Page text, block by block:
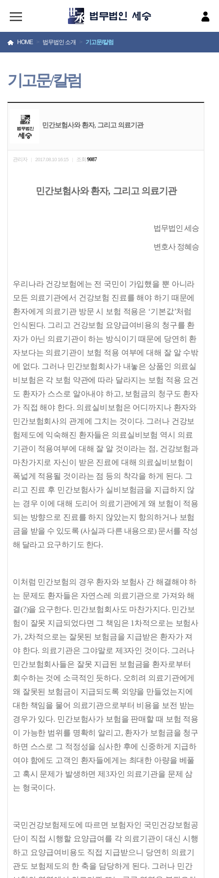
HOME > 법무법인 소개 > 기고문/칼럼
기고문/칼럼
민간보험사와 환자, 그리고 의료기관
관리자 2017.08.10 16:15 조회 9087
민간보험사와 환자, 그리고 의료기관
법무법인 세승
변호사 정혜승
우리나라 건강보험에는 전 국민이 가입했을 뿐 아니라
모든 의료기관에서 건강보험 진료를 해야 하기 때문에
환자에게 의료기관 방문 시 보험 적용은 ‘기본값’처럼
인식된다. 그리고 건강보험 요양급여비용의 청구를 환
자가 아닌 의료기관이 하는 방식이기 때문에 당연히 환
자보다는 의료기관이 보험 적용 여부에 대해 잘 알 수밖
에 없다. 그러나 민간보험회사가 내놓은 상품인 의료실
비보험은 각 보험 약관에 따라 달라지는 보험 적용 요건
도 환자가 스스로 알아내야 하고, 보험금의 청구도 환자
가 직접 해야 한다. 의료실비보험은 어디까지나 환자와
민간보험회사의 관계에 그치는 것이다. 그러나 건강보
험제도에 익숙해진 환자들은 의료실비보험 역시 의료
기관이 적용여부에 대해 잘 알 것이라는 점, 건강보험과
마찬가지로 자신이 받은 진료에 대해 의료실비보험이
폭넓게 적용될 것이라는 점 등의 착각을 하게 된다. 그
리고 진료 후 민간보험사가 실비보험금을 지급하지 않
는 경우 이에 대해 도리어 의료기관에게 왜 보험이 적용
되는 방향으로 진료를 하지 않았는지 항의하거나 보험
금을 받을 수 있도록 (사실과 다른 내용으로) 문서를 작성
해 달라고 요구하기도 한다.
이처럼 민간보험의 경우 환자와 보험사 간 해결해야 하
는 문제도 환자들은 자연스레 의료기관으로 가져와 해
결(?)을 요구한다. 민간보험회사도 마찬가지다. 민간보
험이 잘못 지급되었다면 그 책임은 1 차적으로는 보험사
가, 2차적으로는 잘못된 보험금을 지급받은 환자가 져
야 한다. 의료기관은 그야말로 제 3자인 것이다. 그러나
민간보험회사들은 잘못 지급된 보험금을 환자로부터
회수하는 것에 소극적인 듯하다. 오히려 의료기관에게
왜 잘못된 보험금이 지급되도록 외양을 만들었는지에
대한 책임을 물어 의료기관으로부터 비용을 보전 받는
경우가 있다. 민간보험사가 보험을 판매할 때 보험 적용
이 가능한 범위를 명확히 알리고, 환자가 보험금을 청구
하면 스스로 그 적정성을 심사한 후에 신중하게 지급하
여야 함에도 고객인 환자들에게는 최대한 아량을 베풀
고 혹시 문제가 발생하면 제 3자인 의료기관을 문제 삼
는 형국이다.
국민건강보험제도에 따르면 보험자인 국민건강보험공
단이 직접 시행할 요양급여를 각 의료기관이 대신 시행
하고 요양급여비용도 직접 지급받으니 당연히 의료기
관도 보험제도의 한 축을 담당하게 된다. 그러나 민간